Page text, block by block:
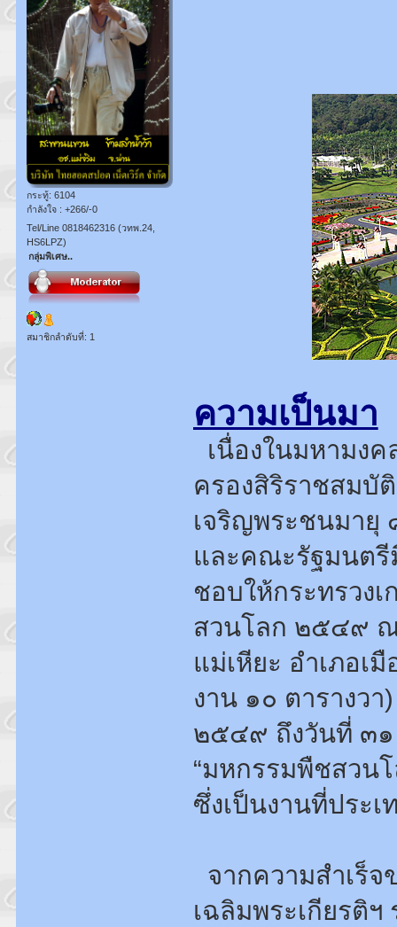
กระทู้: 6104
กำลังใจ : +266/-0
Tel/Line 0818462316 (วทพ.24,
HS6LPZ)
กลุ่มพิเศษ..
สมาชิกลำดับที่: 1
ความเป็นมา
เนื่องในมหามงค
ครองสิริราชสมบั
เจริญพระชนมายุ
และคณะรัฐมนต
ชอบให้กระทรวง
สวนโลก ๒๕๔๙ ณ
แม่เหียะ อำเภอเ
งาน ๑๐ ตารางว
๒๕๔๙ ถึงวันที่ ๓
“มหกรรมพืชสวน
ซึ่งเป็นงานที่ประเ
จากความสำเร็
เฉลิมพระเกียรติ